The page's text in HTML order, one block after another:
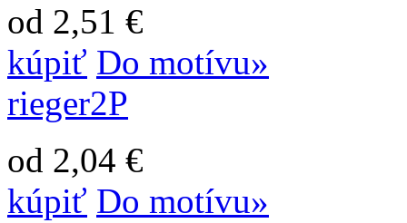
od 2,51 €
kúpiť Do motívu»
rieger2P
od 2,04 €
kúpiť Do motívu»